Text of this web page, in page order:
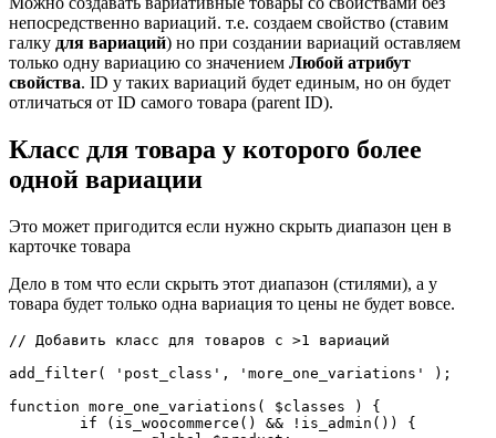
непосредственно вариаций. т.е. создаем свойство (ставим
галку для вариаций) но при создании вариаций оставляем
только одну вариацию со значением Любой атрибут
свойства. ID у таких вариаций будет единым, но он будет
отличаться от ID самого товара (parent ID).
Класс для товара у которого более
одной вариации
Это может пригодится если нужно скрыть диапазон цен в
карточке товара
Дело в том что если скрыть этот диапазон (стилями), а у
товара будет только одна вариация то цены не будет вовсе.
// Добавить класс для товаров с >1 вариаций
add_filter( 'post_class', 'more_one_variations' );
function more_one_variations( $classes ) {